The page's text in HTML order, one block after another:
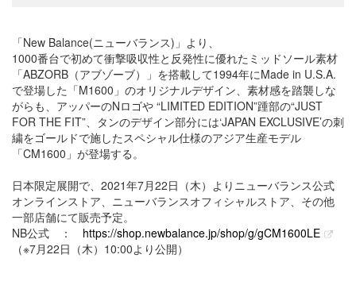
「New Balance(ニューバランス)」より、
1000番台で初めて衝撃吸収性と反発性に優れたミッドソール素材
「ABZORB（アブゾーブ）」を搭載して1994年にMade in U.S.A.
で登場した「M1600」のオリジナルデザイン、素材感を踏襲しな
がらも、アッパーのNロゴや “LIMITED EDITION”踵部の“JUST
FOR THE FIT”、タンのデザイン部分には‘JAPAN EXCLUSIVE’の刺
繍をゴールドで施したスペシャル仕様のアジア生産モデル
「CM1600」が登場する。
日本限定展開で、2021年7月22日（木）よりニューバランス公式
オンラインストア、ニューバランスオフィシャルストア、その他
一部店舗にて販売予定。
NB公式 ： https://shop.newbalance.jp/shop/g/gCM1600LE
（※7月22日（木）10:00より公開）